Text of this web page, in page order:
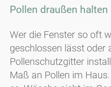
Pollen draußen halten
Wer die Fenster so oft
geschlossen lässt oder
Pollenschutzgitter
Maß an Pollen im